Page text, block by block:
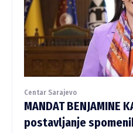
Centar Sarajevo
MANDAT BENJAMINE
postavljanje